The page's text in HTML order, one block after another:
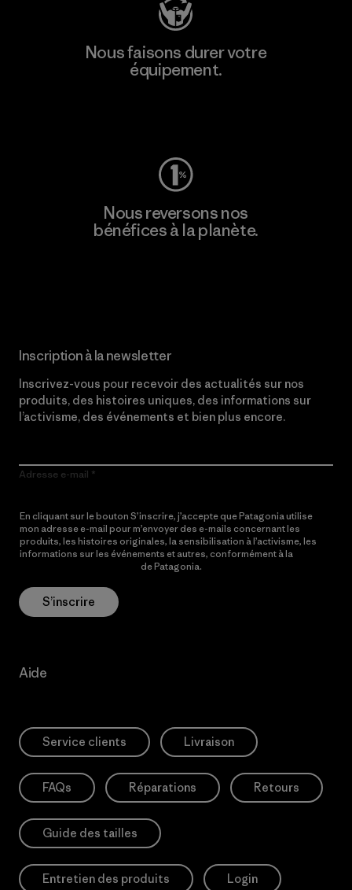
Nous faisons durer votre
équipement.
Nous reversons nos
bénéfices à la planète.
Inscription à la newsletter
Inscrivez-vous pour recevoir des actualités sur nos
produits, des histoires uniques, des informations sur
l’activisme, des événements et bien plus encore.
Adresse e-mail
En cliquant sur le bouton S’inscrire, j’accepte que Patagonia utilise
mon adresse e-mail pour m’envoyer des e-mails concernant les
produits, les histoires originales, la sensibilisation à l’activisme, les
informations sur les événements et autres, conformément à la
de Patagonia.
S’inscrire
Aide
Service clients Livraison
FAQs Réparations Retours
Guide des tailles
Entretien des produits Login